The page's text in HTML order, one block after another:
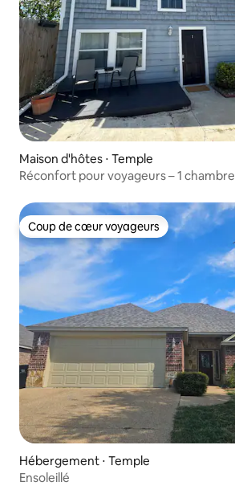
Maison d'hôtes ⋅ Temple
Réconfort pour voyageurs – 1 chambre
Coup de cœur voyageurs
Coup de cœur voyageurs
Hébergement ⋅ Temple
Ensoleillé